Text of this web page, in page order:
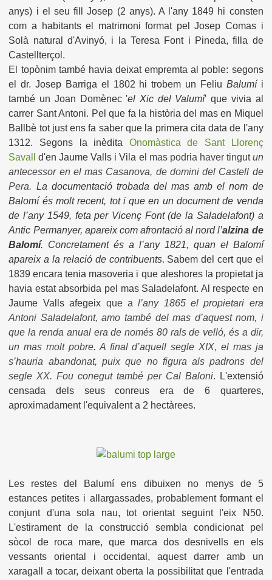
anys) i el seu fill Josep (2 anys). A l'any 1849 hi consten
com a habitants el matrimoni format pel Josep Comas i
Solà natural d'Avinyó, i la Teresa Font i Pineda, filla de
Castellterçol.
El topònim també havia deixat empremta al poble: segons
el dr. Josep Barriga el 1802 hi trobem un Feliu Balumíi
també un Joan Domènec 'el Xic del Valumí' que vivia al
carrer Sant Antoni. Pel que fa la història del mas en Miquel
Ballbè tot just ens fa saber que la primera cita data de l'any
1312. Segons la inèdita Onomàstica de Sant Llorenç
Savall
d'en Jaume Valls i Vila el mas podria haver tingutun
antecessor en elmas Casanova, de domini del Castell de
Pera. La documentació trobada del mas amb el nom de
Balomí és molt recent, tot i que en un document de venda
de l’any 1549, feta per Vicenç Font (de la Saladelafont) a
Antic Permanyer, apareix com afrontació al nord l’alzina de
Balomí. Concretament és a l’any 1821, quan el Balomí
apareix a la relació de contribuents. Sabem del cert que el
1839 encara tenia masoveria i que aleshores la propietat ja
havia estat absorbida pel mas Saladelafont. Al respecte en
Jaume Valls afegeix que al’any 1865 el propietari era
Antoni Saladelafont, amo també del mas d’aquest nom, i
que la renda anual era de només 80 rals de velló, és a dir,
un mas molt pobre. A final d’aquell segle XIX, el mas ja
s’hauria abandonat, puix que no figura als padrons del
segle XX. Fou conegut també per Cal Baloni. L'extensió
censada dels seus conreus era de 6 quarteres,
aproximadament l'equivalent a 2 hectàrees.
Les restes del Balumí ens dibuixen no menys de 5
estances petites i allargassades, probablement formant el
conjunt d'una sola nau, tot orientat seguint l'eix N50.
L'estirament de la construcció sembla condicionat pel
sòcol de roca mare, que marca dos desnivells en els
vessants oriental i occidental, aquest darrer amb un
xaragall a tocar, deixant oberta la possibilitat que l'entrada